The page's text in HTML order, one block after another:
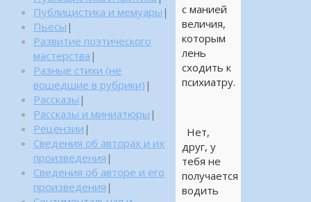
с манией
величия,
которым
лень
сходить к
психиатру.
Нет,
друг, у
тебя не
получается
водить
Публицистика и мемуары |
Пьесы |
Развитие поэтического
мастерства |
Разные стихи (не
вошедшие в рубрики) |
Рассказы |
Рассказы и миниатюры |
Рецензии |
Сведения об авторах и их
произведения |
Сведения об авторе и его
произведения |